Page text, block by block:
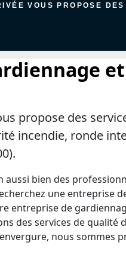
VOUS PROPOSE
propose des
incendie, ronde
bien des
une entreprise
entreprise de
des services de qualité
nous sommes